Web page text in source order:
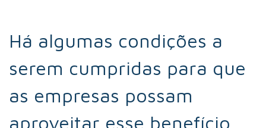
Há algumas condições a
serem cumpridas para que
as empresas possam
aproveitar esse benefício